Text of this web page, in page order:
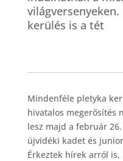
kerülés is a tét
Mindenféle pletyka
hivatalos megerősítés
lesz majd a február
újvidéki kadet és
Érkeztek hírek arról